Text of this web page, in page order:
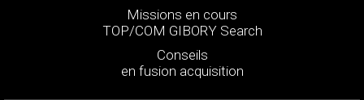
Missions en cours
TOP/COM GIBORY Search
Conseils
en fusion acquisition